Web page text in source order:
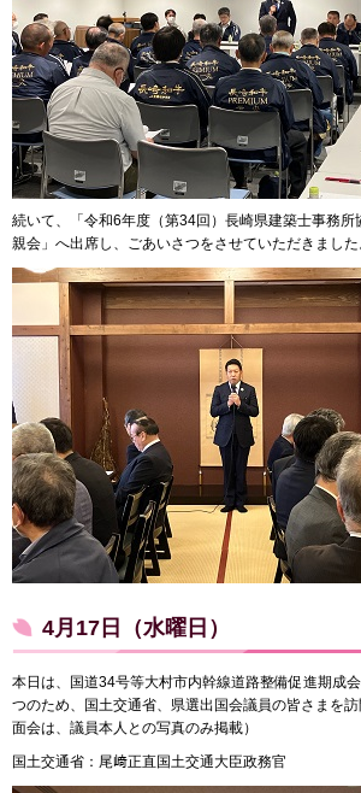
続いて、「令和6年度（第34回）長崎県建築士事務所
親会」へ出席し、ごあいさつをさせていただきました
4月17日（水曜日）
本日は、国道34号等大村市内幹線道路整備促進期成
つのため、国土交通省、県選出国会議員の皆さまを
面会は、議員本人との写真のみ掲載）
国土交通省：尾﨑正直国土交通大臣政務官